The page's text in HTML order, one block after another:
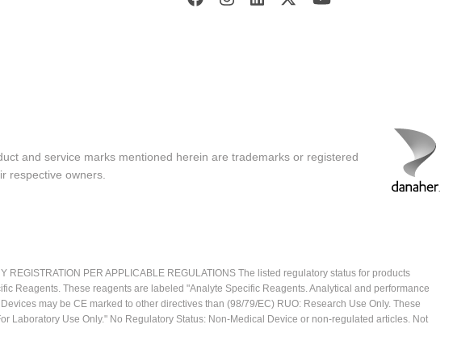
and service marks mentioned herein are trademarks or registered
respective owners.
REGISTRATION PER APPLICABLE REGULATIONS The listed regulatory status for products
Reagents. These reagents are labeled "Analyte Specific Reagents. Analytical and performance
may be CE marked to other directives than (98/79/EC) RUO: Research Use Only. These
Laboratory Use Only." No Regulatory Status: Non-Medical Device or non-regulated articles. Not